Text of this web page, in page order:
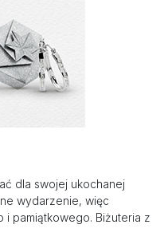
dla swojej ukochanej
wydarzenie, więc
i pamiątkowego. Biżuteria z